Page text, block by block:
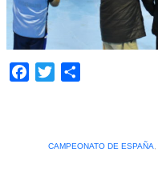
Facebook
Twitter
CAMPEONATO DE ESPAÑA